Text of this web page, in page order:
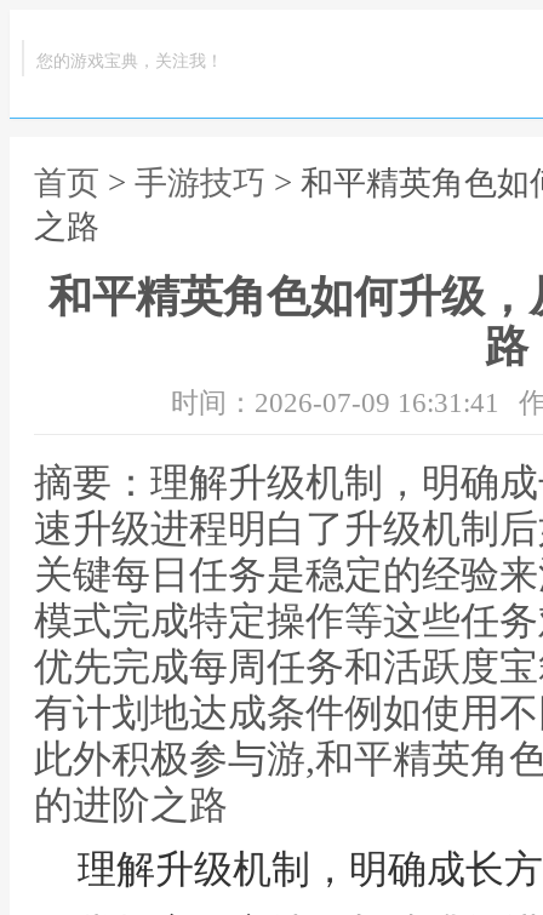
您的游戏宝典，关注我！
首页 > 手游技巧 > 和平精英角色
之路
和平精英角色如何升级
路
时间：2026-07-09 16:31:41
摘要：理解升级机制，明确
速升级进程明白了升级机制
关键每日任务是稳定的经验
模式完成特定操作等这些任
优先完成每周任务和活跃度
有计划地达成条件例如使用
此外积极参与游,和平精英角
的进阶之路
理解升级机制，明确成长